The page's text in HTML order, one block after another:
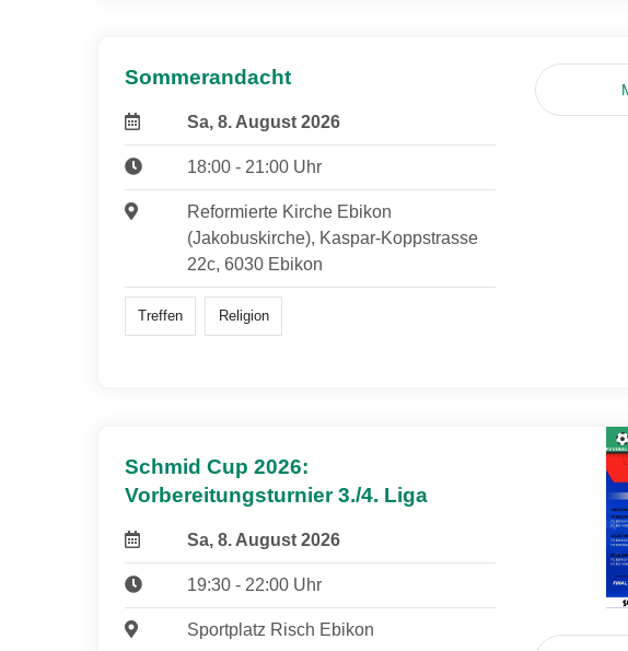
Sommerandacht
Sa, 8. August 2026
18:00 - 21:00 Uhr
Reformierte Kirche Ebikon
(Jakobuskirche), Kaspar-Koppstrasse
22c, 6030 Ebikon
Treffen Religion
Schmid Cup 2026:
Vorbereitungsturnier 3./4. Liga
Sa, 8. August 2026
19:30 - 22:00 Uhr
Sportplatz Risch Ebikon